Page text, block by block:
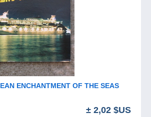
ENCHANTMENT OF THE SEAS
± 2,02 $US